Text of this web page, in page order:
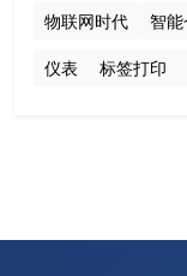
物联网时代 智
仪表 标签打印